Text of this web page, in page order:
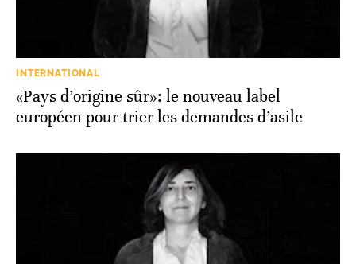
INTERNATIONAL
«Pays d’origine sûr»: le nouveau label
européen pour trier les demandes d’asile